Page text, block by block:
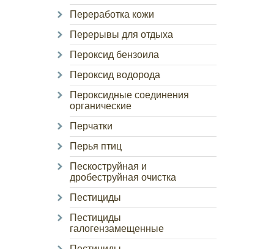
Переработка кожи
Перерывы для отдыха
Пероксид бензоила
Пероксид водорода
Пероксидные соединения
органические
Перчатки
Перья птиц
Пескоструйная и
дробеструйная очистка
Пестициды
Пестициды
галогензамещенные